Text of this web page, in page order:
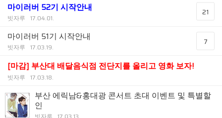
마이러버 52기 시작안내
빗자루 17.04.01.
21
마이러버 51기 시작안내
빗자루 17.03.19.
7
[마감] 부산대 배달음식점 전단지를 올리고 영화 보자!
빗자루 17.03.18.
부산 에릭남&홍대광 콘서트 초대 이벤트 및 특별할
인